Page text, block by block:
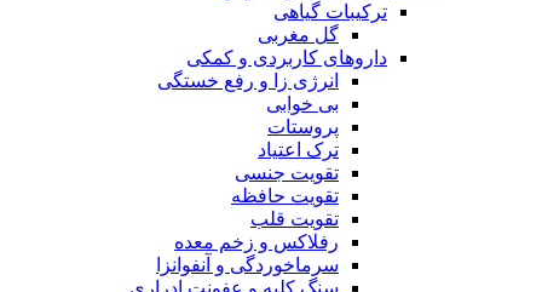
ترکیبات گیاهی
گل مغربی
داروهای کاربردی و کمکی
انرژی زا و رفع خستگی
بی خوابی
پروستات
ترک اعتیاد
تقویت جنسی
تقویت حافظه
تقویت قلب
رفلاکس و زخم معده
سرماخوردگی و آنفوانزا
سنگ کلیه و عفونت ادراری